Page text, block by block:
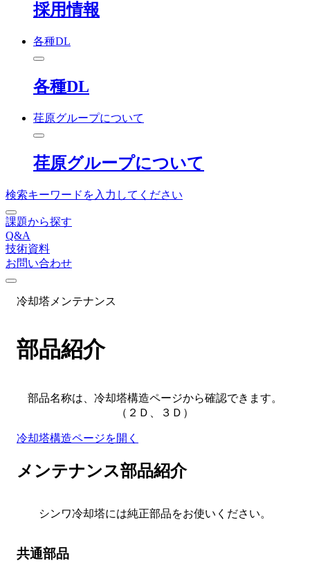
採用情報
各種DL
各種DL
荏原グループについて
荏原グループについて
検索キーワードを入力してください
課題から探す
Q&A
技術資料
お問い合わせ
冷却塔メンテナンス
部品紹介
部品名称は、冷却塔構造ページから確認できます。
（２Ｄ、３Ｄ）
冷却塔構造ページを開く
メンテナンス部品紹介
シンワ冷却塔には純正部品をお使いください。
共通部品